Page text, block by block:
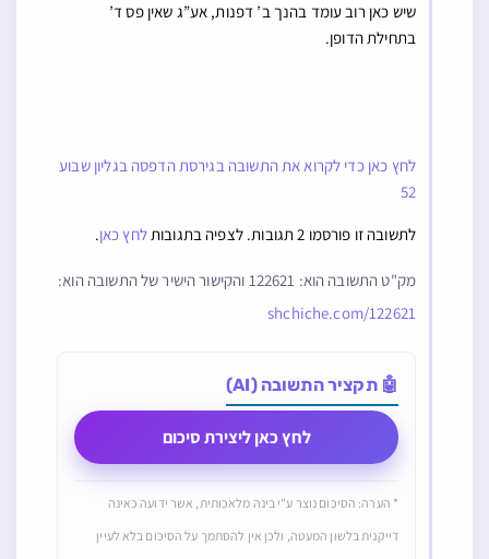
שיש כאן רוב עומד בהנך ב’ דפנות, אע”ג שאין פס ד’
בתחילת הדופן.
לחץ כאן כדי לקרוא את התשובה בגירסת הדפסה בגליון שבוע
52
לתשובה זו פורסמו 2 תגובות. לצפיה בתגובות לחץ כאן.
מק"ט התשובה הוא: 122621 והקישור הישיר של התשובה הוא:
shchiche.com/122621
🤖 תקציר התשובה (AI)
לחץ כאן ליצירת סיכום
* הערה: הסיכום נוצר ע"י בינה מלאכותית, אשר ידועה כאינה
דייקנית בלשון המעטה, ולכן אין להסתמך על הסיכום בלא לעיין